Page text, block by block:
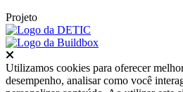
Projeto
Utilizamos cookies para oferecer
desempenho, analisar como você